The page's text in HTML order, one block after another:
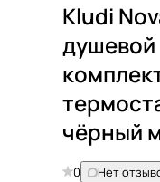
Kludi
душевой
чёрный
0
Нет